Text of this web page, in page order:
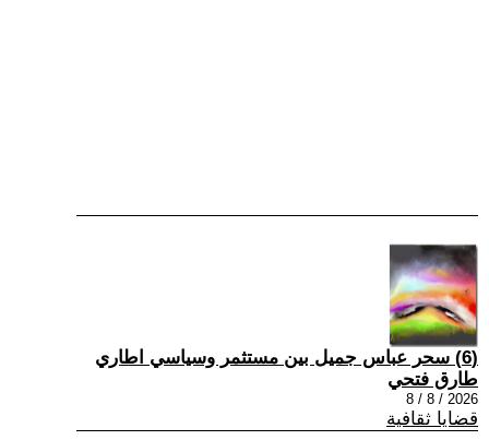
(6) سحر عباس جميل بين مستثمر وسياسي اطاري
طارق فتحي
2026 / 8 / 8
قضايا ثقافية